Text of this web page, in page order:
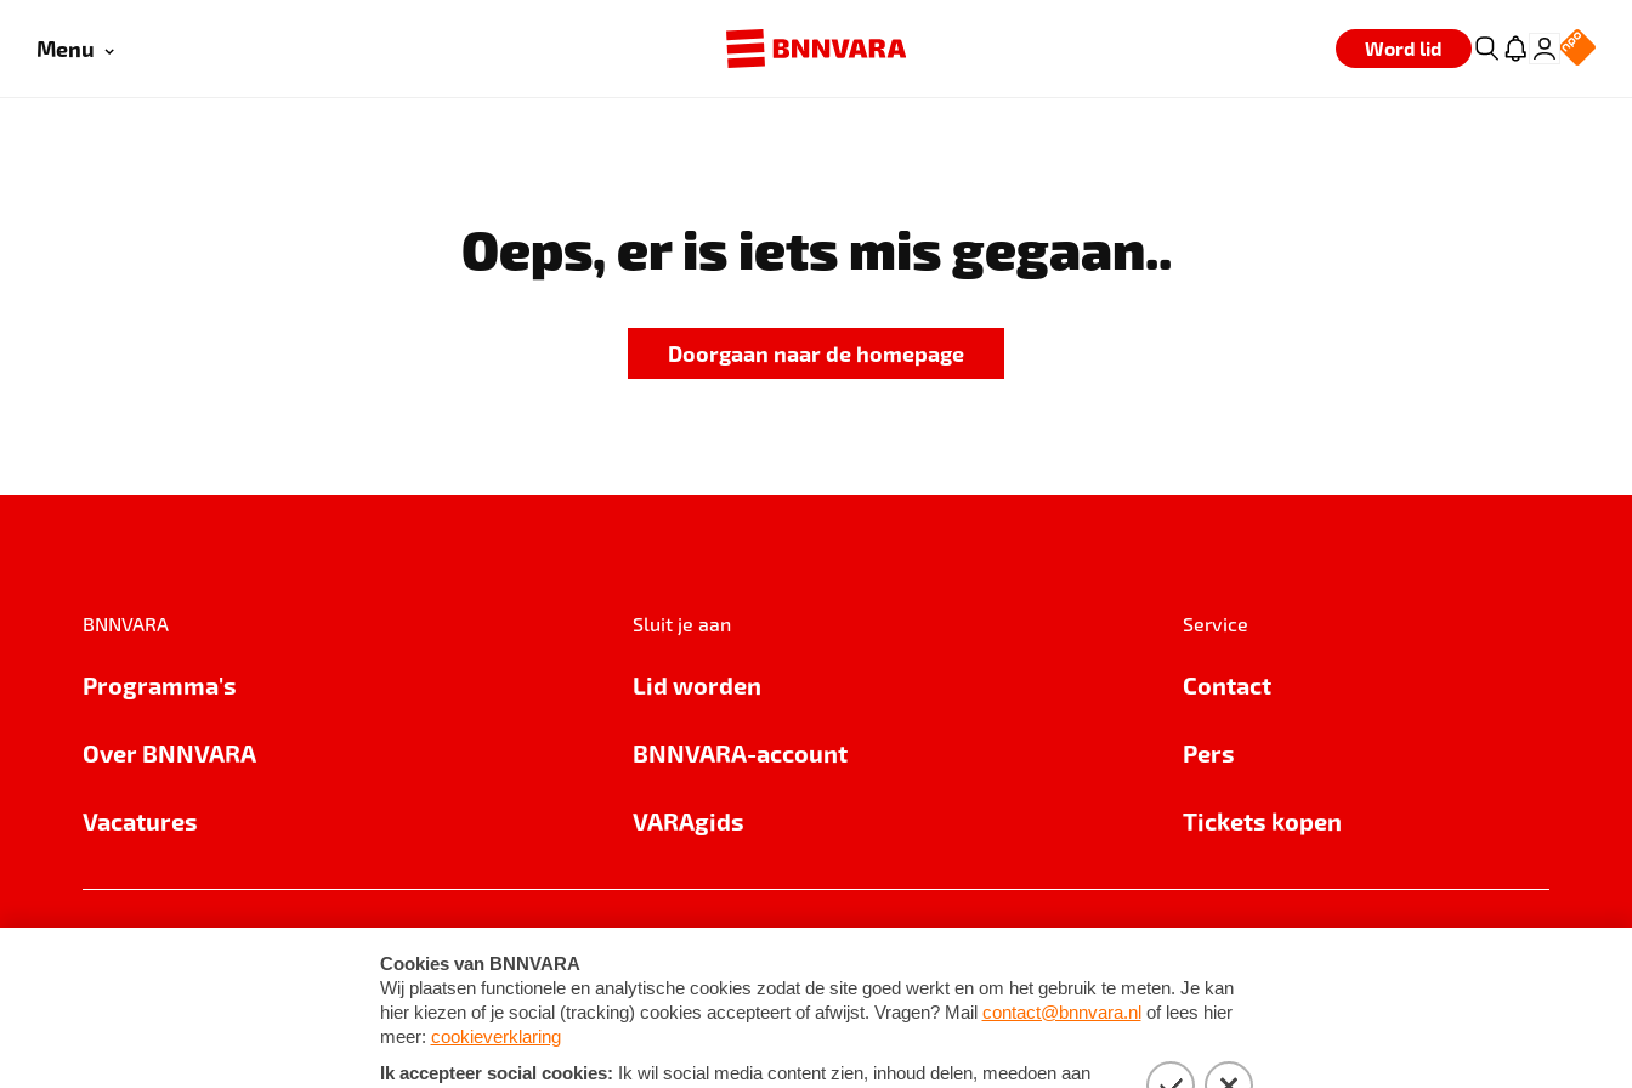
Menu Word lid
Oeps, er is iets mis gegaan..
Doorgaan naar de homepage
BNNVARA
Programma's
Over BNNVARA
Vacatures
Sluit je aan
Lid worden
BNNVARA-account
VARAgids
Service
Contact
Pers
Tickets kopen
Cookie-instellingen Algemene voorwaarden ©2026BNNVARA